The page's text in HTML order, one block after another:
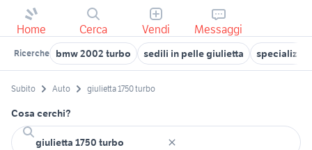
Home Cerca Vendi Messaggi
Ricerche bmw 2002 turbo sedili in pelle giulietta specialized
Subito Auto giulietta 1750 turbo
Cosa cerchi?